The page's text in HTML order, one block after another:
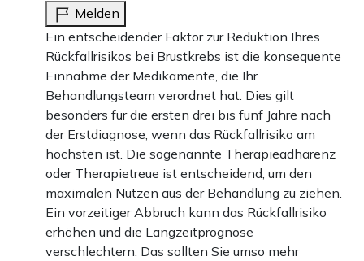
Melden
Ein entscheidender Faktor zur Reduktion Ihres
Rückfallrisikos bei Brustkrebs ist die konsequente
Einnahme der Medikamente, die Ihr
Behandlungsteam verordnet hat. Dies gilt
besonders für die ersten drei bis fünf Jahre nach
der Erstdiagnose, wenn das Rückfallrisiko am
höchsten ist. Die sogenannte Therapieadhärenz
oder Therapietreue ist entscheidend, um den
maximalen Nutzen aus der Behandlung zu ziehen.
Ein vorzeitiger Abbruch kann das Rückfallrisiko
erhöhen und die Langzeitprognose
verschlechtern. Das sollten Sie umso mehr